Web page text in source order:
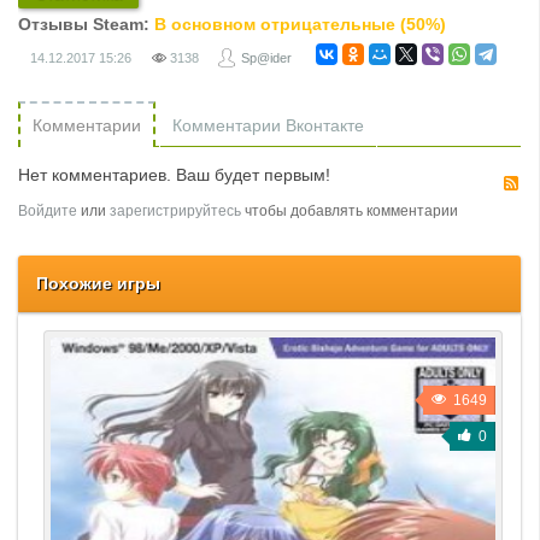
Отзывы Steam: В основном отрицательные (50%)
14.12.2017 15:26 3138 Sp@ider
Комментарии Комментарии Вконтакте
Нет комментариев. Ваш будет первым!
Войдите или зарегистрируйтесь чтобы добавлять комментарии
Похожие игры
1649
0